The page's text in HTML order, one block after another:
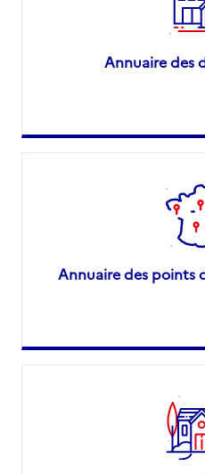
Annuaire des
Annuaire des points